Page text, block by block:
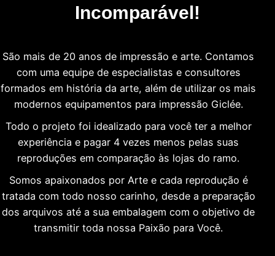
Incomparável!
São mais de 20 anos de impressão e arte. Contamos
com uma equipe de especialistas e consultores
formados em história da arte, além de utilizar os mais
modernos equipamentos para impressão Giclée.
Todo o projeto foi idealizado para você ter a melhor
experiência e pagar 4 vezes menos pelas suas
reproduções em comparação às lojas do ramo.
Somos apaixonados por Arte e cada reprodução é
tratada com todo nosso carinho, desde a preparação
dos arquivos até a sua embalagem com o objetivo de
transmitir toda nossa Paixão para Você.